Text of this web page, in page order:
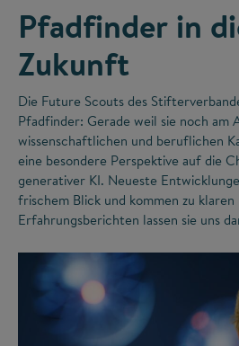
Pfadfinder in
Zukunft
Die Future Scouts des
Pfadfinder: Gerade weil sie noch am
wissenschaftlichen und beruflichen
eine besondere Perspektive auf die
generativer KI. Neueste
frischem Blick und kommen zu
Erfahrungsberichten lassen sie uns